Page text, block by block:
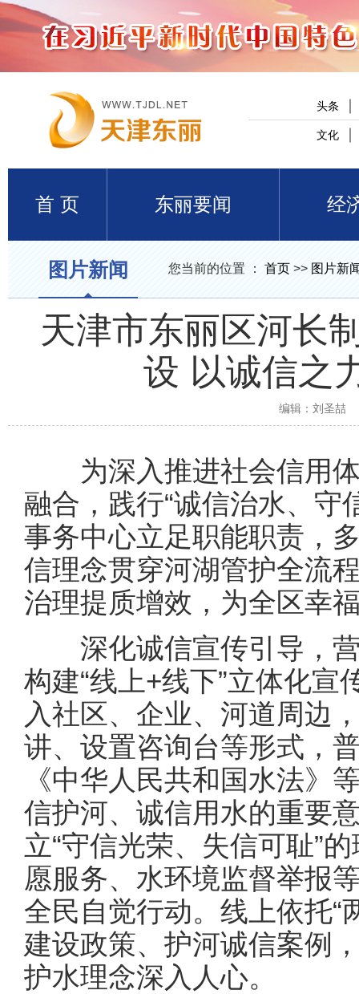
头条
文化
首 页 东丽要闻 经
图片新闻 您当前的位置 ： 首页 >> 图片新
天津市东丽区河长
设 以诚信之
编辑： 刘圣喆
为深入推进社会信用体
融合，践行“诚信治水、守
事务中心立足职能职责，
信理念贯穿河湖管护全流
治理提质增效，为全区幸
深化诚信宣传引导，营
构建“线上+线下”立体化
入社区、企业、河道周边
讲、设置咨询台等形式，
《中华人民共和国水法》
信护河、诚信用水的重要
立“守信光荣、失信可耻”
愿服务、水环境监督举报
全民自觉行动。线上依托“
建设政策、护河诚信案例
护水理念深入人心。